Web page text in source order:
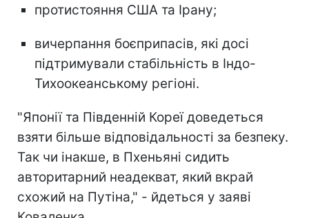
протистояння США та Ірану;
вичерпання боєприпасів, які досі
підтримували стабільність в Індо-
Тихоокеанському регіоні.
"Японії та Південній Кореї доведеться
взяти більше відповідальності за безпеку.
Так чи інакше, в Пхеньяні сидить
авторитарний неадекват, який вкрай
схожий на Путіна," - йдеться у заяві